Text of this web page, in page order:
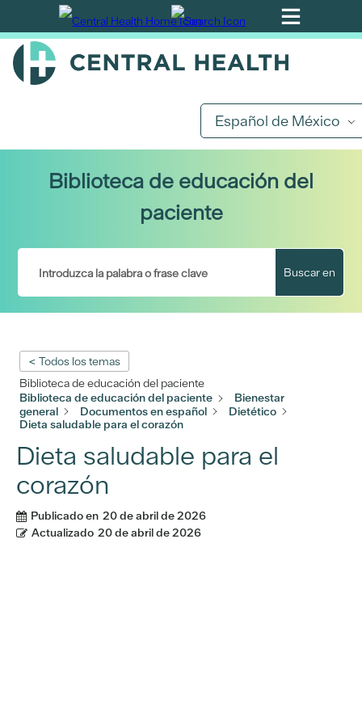
Ir
al
contenido
Español de México
Biblioteca de educación del
paciente
Buscar en
< Todos los temas
Biblioteca de educación del paciente
Biblioteca de educación del paciente
Bienestar
general
Documentos en español
Dietético
Dieta saludable para el corazón
Dieta saludable para el
corazón
Publicado en 20 de abril de 2026
Actualizado 20 de abril de 2026